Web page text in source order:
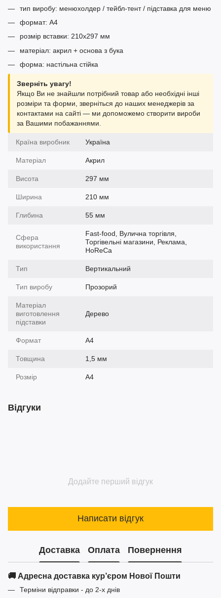
тип виробу: менюхолдер / тейбл-тент / підставка для меню
формат: А4
розмір вставки: 210x297 мм
матеріал: акрил + основа з бука
форма: настільна стійка
Зверніть увагу!
Якщо Ви не знайшли потрібний товар або необхідні інші
розміри та форми, зверніться до наших менеджерів за
контактами на сайті — ми допоможемо створити вироби
за Вашими побажаннями.
Країна виробник Україна
Матеріал Акрил
Висота 297 мм
Ширина 210 мм
Глибина 55 мм
Сфера
використання
Fast-food, Вулична торгівля,
Торгівельні магазини, Реклама,
HoReCa
Тип Вертикальний
Тип виробу Прозорий
Матеріал
виготовлення
підставки
Дерево
Формат A4
Товщина 1,5 мм
Розмір А4
Відгуки
Додайте перший відгук
Написати відгук
Доставка Оплата Повернення
🚚 Адресна доставка кур’єром Нової Пошти
Терміни відправки - до 2-х днів